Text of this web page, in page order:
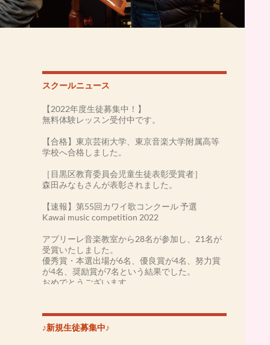
スクールニュース
【2022年度生徒募集中！】
無料体験レッスン受付中です。
【合格】東京芸術大学、東京音楽大学附属高等
学校へ合格しました。
［目黒区教育委員会児童生徒表彰受賞者］
森田みなもさんが表彰されました。
【速報】第55回カワイ歌コンクール 予選
Kawai music competition 2022
アプリーレ音楽教室から28名が参加し、21名が
受賞いたしました。
優秀賞・本選出場が6名、優良賞が4名、努力賞
が4名、奨励賞が7名という結果でした。
おめでとうございます。
-本選大会-
森田みなもさん 優勝(金賞)
♪新規生徒募集中♪